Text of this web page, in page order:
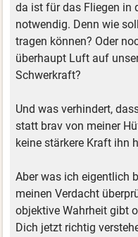
da ist für das Fliegen in
notwendig. Denn wie
tragen können? Oder
überhaupt Luft auf
Schwerkraft?
Und was verhindert,
statt brav von meiner
keine stärkere Kraft ihn
Aber was ich eigentlich
meinen Verdacht
objektive Wahrheit gibt
Dich jetzt richtig